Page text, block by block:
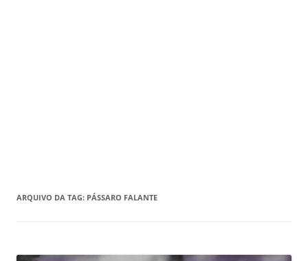
ARQUIVO DA TAG: PÁSSARO FALANTE